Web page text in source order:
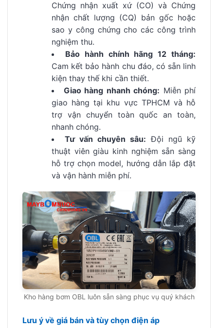
Chứng nhận xuất xứ (CO) và Chứng
nhận chất lượng (CQ) bản gốc hoặc
sao y công chứng cho các công trình
nghiệm thu.
Bảo hành chính hãng 12 tháng:
Cam kết bảo hành chu đáo, có sẵn linh
kiện thay thế khi cần thiết.
Giao hàng nhanh chóng: Miễn phí
giao hàng tại khu vực TPHCM và hỗ
trợ vận chuyển toàn quốc an toàn,
nhanh chóng.
Tư vấn chuyên sâu: Đội ngũ kỹ
thuật viên giàu kinh nghiệm sẵn sàng
hỗ trợ chọn model, hướng dẫn lắp đặt
và vận hành miễn phí.
Kho hàng bơm OBL luôn sẵn sàng phục vụ quý khách
Lưu ý về giá bán và tùy chọn điện áp